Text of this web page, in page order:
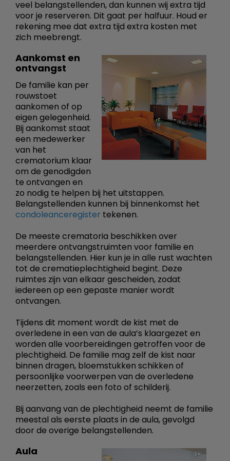
veel belangstellenden, dan kunnen wij extra tijd
voor je reserveren. Dit gaat per halfuur. Houd er
rekening mee dat extra tijd extra kosten met
zich meebrengt.
Aankomst en
ontvangst
De familie kan per
rouwstoet
aankomen of op
eigen gelegenheid.
Bij aankomst staat
een medewerker
van het
crematorium klaar
om de genodigden
te ontvangen en
zo nodig te helpen bij het uitstappen.
Belangstellenden kunnen bij binnenkomst het
condoleanceregister tekenen.
De meeste crematoria beschikken over
meerdere ontvangstruimten voor familie en
belangstellenden. Hier kun je in alle rust wachten
tot de crematieplechtigheid begint. Deze
ruimtes zijn van elkaar gescheiden, zodat
iedereen op een gepaste manier wordt
ontvangen.
Tijdens dit moment wordt de kist met de
overledene in een van de aula’s klaargezet en
worden alle voorbereidingen getroffen voor de
plechtigheid. De familie mag zelf de kist naar
binnen dragen, bloemstukken schikken of
persoonlijke voorwerpen van de overledene
neerzetten, zoals een foto of schilderij.
Bij aanvang van de plechtigheid neemt de familie
meestal als eerste plaats in de aula, gevolgd
door de overige belangstellenden.
Aula